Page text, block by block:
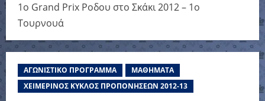
1ο Grand Prix Ροδου στο Σκάκι 2012 – 1ο
Τουρνουά
ΑΓΩΝΙΣΤΙΚΟ ΠΡΟΓΡΑΜΜΑ
ΜΑΘΗΜΑΤΑ
ΧΕΙΜΕΡΙΝΟΣ ΚΥΚΛΟΣ ΠΡΟΠΟΝΗΣΕΩΝ 2012-13